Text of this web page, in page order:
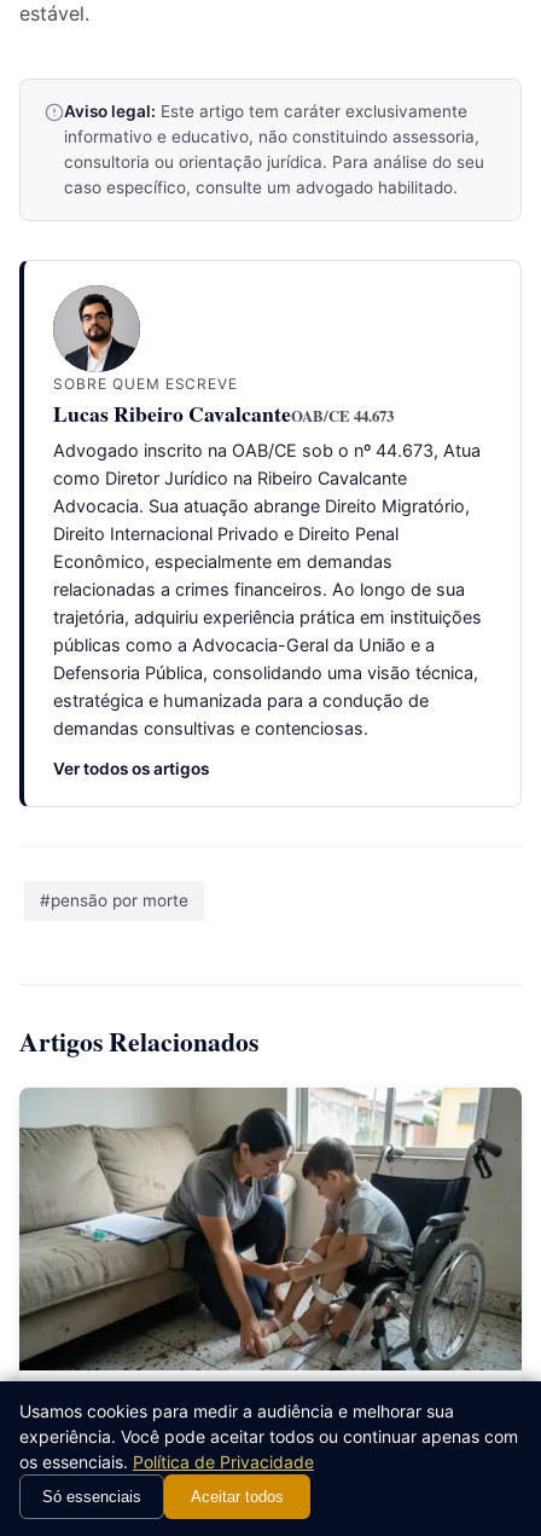
estável.
Aviso legal: Este artigo tem caráter exclusivamente
informativo e educativo, não constituindo assessoria,
consultoria ou orientação jurídica. Para análise do seu
caso específico, consulte um advogado habilitado.
SOBRE QUEM ESCREVE
Lucas Ribeiro CavalcanteOAB/CE 44.673
Advogado inscrito na OAB/CE sob o nº 44.673, Atua
como Diretor Jurídico na Ribeiro Cavalcante
Advocacia. Sua atuação abrange Direito Migratório,
Direito Internacional Privado e Direito Penal
Econômico, especialmente em demandas
relacionadas a crimes financeiros. Ao longo de sua
trajetória, adquiriu experiência prática em instituições
públicas como a Advocacia-Geral da União e a
Defensoria Pública, consolidando uma visão técnica,
estratégica e humanizada para a condução de
demandas consultivas e contenciosas.
Ver todos os artigos
#pensão por morte
Artigos Relacionados
DIREITO PREVIDENCIÁRIO
CID Q05 dá Direito a Auxílio-Doença ou BPC?
Veja 2026
CID Q05 (espinha bífida) não garante benefício
Usamos cookies para medir a audiência e melhorar sua
experiência. Você pode aceitar todos ou continuar apenas com
os essenciais. Política de Privacidade
Só essenciais Aceitar todos